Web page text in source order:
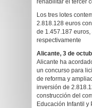
rehabilitar el tercer
Los tres lotes
2.818.128 euros
de 1.457.187
respectivamente
Alicante, 3 de
Alicante ha
un concurso para
de reforma y
inversión de
construcción del
Educación Infantil y